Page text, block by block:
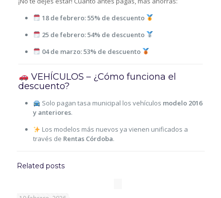
18 de febrero:55% de descuento
25 de febrero:54% de descuento
04 de marzo:53% de descuento
VEHÍCULOS – ¿Cómo funciona el
descuento?
Solo pagan tasa municipal los vehículos modelo 2016
y anteriores.
Los modelos más nuevos ya vienen unificados a
través de Rentas Córdoba.
Related posts